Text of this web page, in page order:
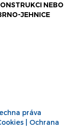
NEBO
JEHNICE
práva
Ochrana